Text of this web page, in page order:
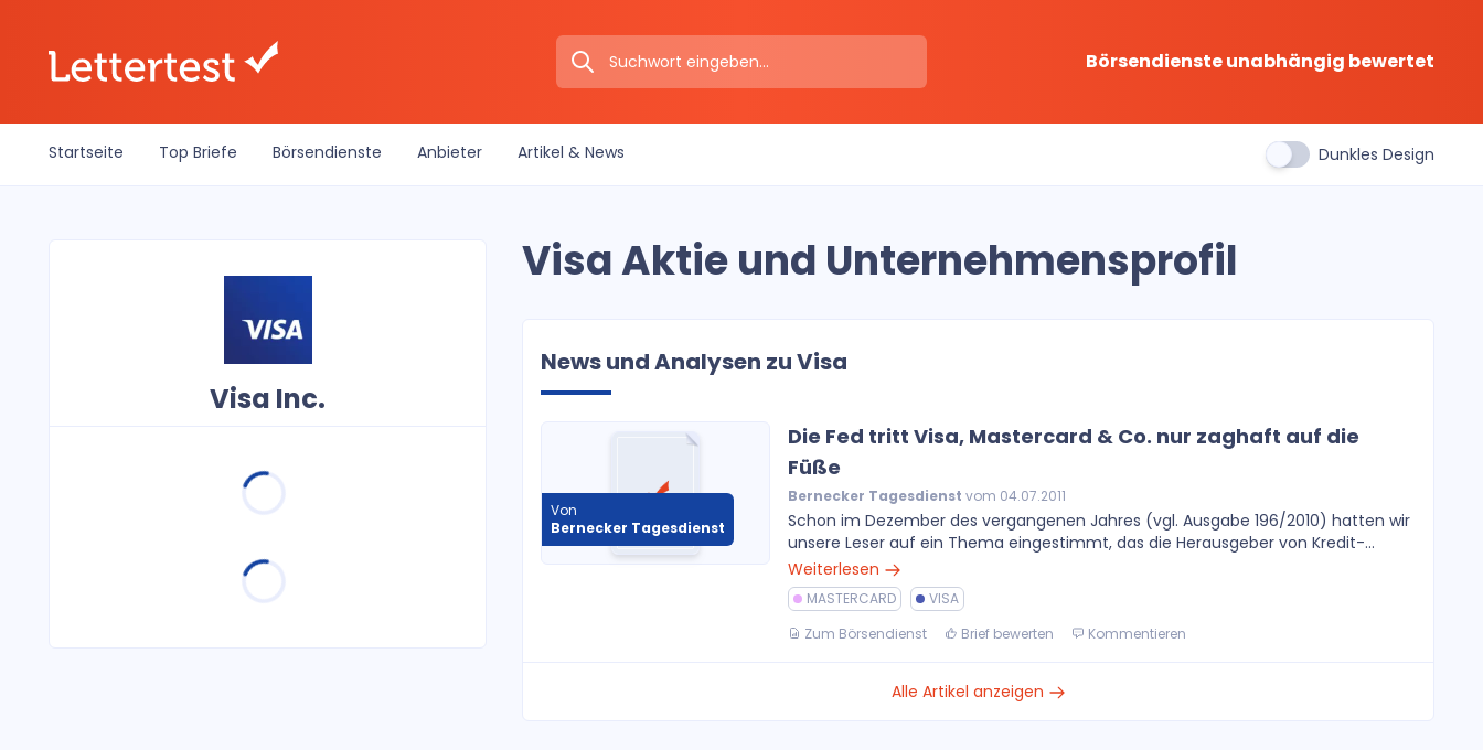
Börsendienste unabhängig bewertet
Startseite Top Briefe Börsendienste Anbieter Artikel & News Dunkles Design
Visa Inc.
Visa Aktie und Unternehmensprofil
News und Analysen zu Visa
Von
Bernecker Tagesdienst
Die Fed tritt Visa, Mastercard & Co. nur zaghaft auf die
Füße
Bernecker Tagesdienst vom 04.07.2011
Schon im Dezember des vergangenen Jahres (vgl. Ausgabe 196/2010) hatten wir
unsere Leser auf ein Thema eingestimmt, das die Herausgeber von Kredit-...
Weiterlesen
MASTERCARD
VISA
Zum Börsendienst
Brief bewerten Kommentieren
Alle Artikel anzeigen